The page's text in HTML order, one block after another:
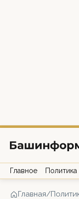
Главное Политика
Главная/